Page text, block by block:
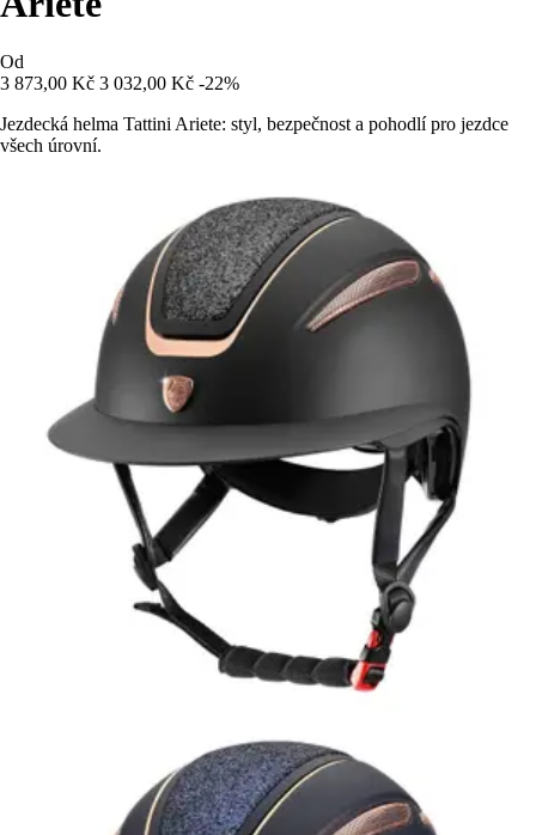
Od
3 873,00 Kč 3 032,00 Kč -22%
Jezdecká helma Tattini Ariete: styl, bezpečnost a pohodlí pro jezdce
všech úrovní.